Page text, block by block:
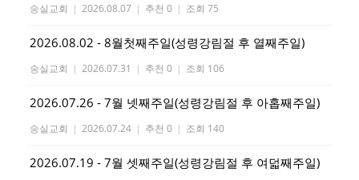
숭실교회 | 2026.08.07 | 추천 0 | 조회 75
2026.08.02 - 8월첫째주일(성령강림절 후 열째주일)
숭실교회 | 2026.07.31 | 추천 0 | 조회 106
2026.07.26 - 7월 넷째주일(성령강림절 후 아홉째주일)
숭실교회 | 2026.07.24 | 추천 0 | 조회 140
2026.07.19 - 7월 셋째주일(성령강림절 후 여덟째주일)